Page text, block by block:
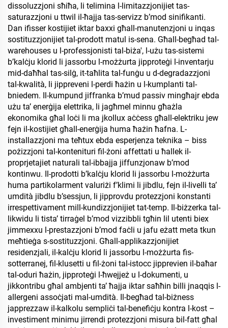
dissoluzzjoni sħiħa, li telimina l-limitazzjonijiet tas-
saturazzjoni u ttwil il-ħajja tas-servizz b’mod sinifikanti.
Dan ifisser kostijiet iktar baxxi għall-manutenzjoni u inqas
sostituzzjonijiet tal-prodott matul is-sena. Għall-begħad tal-
warehouses u l-professjonisti tal-biża', l-użu tas-sistemi
b’kalċju klorid li jassorbu l-możżurta jipproteġi l-inventarju
mid-daħħal tas-silġ, it-taħlita tal-funġu u d-degradazzjoni
tal-kwalità, li jippreveni l-perdi ħażin u l-kumplanti tal-
bniedem. Il-kumpund jiffranka b’mud passiv mingħajr ebda
użu ta’ enerġija elettrika, li jagħmel minnu għażla
ekonomika għal loċi li ma jkollux aċċess għall-elektriku jew
fejn il-kostijiet għall-enerġija huma ħażin ħafna. L-
installazzjoni ma teħtux ebda esperjenza teknika – biss
pożizzjoni tal-kontenituri fil-żoni affettati u ħallek il-
proprjetajiet naturali tal-ibbajja jiffunzjonaw b’mod
kontinwu. Il-prodotti b’kalċju klorid li jassorbu l-możżurta
huma partikolarment valuriżi f’klimi li jibdlu, fejn il-livelli ta’
umdità jibdlu b’sessjun, li jipprovdu protezzjoni konstanti
irrespettivament mill-kundizzjonijiet tat-temp. Il-biżzerka tal-
likwidu li tista’ tirraġel b’mod vizzibbli tgħin lil utenti biex
jimmexxu l-prestazzjoni b’mod faċli u jafu eżatt meta tkun
meħtieġa s-sostituzzjoni. Għall-applikazzjonijiet
residenzjali, il-kalċju klorid li jassorbu l-możżurta fis-
sotterranej, fil-klusetti u fil-żoni tal-istocc jipprevien il-baħar
tal-oduri ħażin, jipproteġi l-ħwejjeż u l-dokumenti, u
jikkontribu għal ambjenti ta’ ħajja iktar saħħin billi jnaqqis l-
allergeni assoċjati mal-umdità. Il-begħad tal-biżness
japprezzaw il-kalkolu sempliċi tal-benefiċju kontra l-kost –
investiment minimu jirrendi protezzjoni misura bil-fatt għal